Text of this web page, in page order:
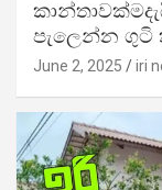
පැලෙන්න ගුටි
June 2, 2025 iri